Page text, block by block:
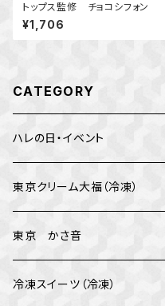
トップス監修 チョコシフォン
¥1,706
CATEGORY
ハレの日・イベント
バレンタイン
イベント
母の日
東京クリーム大福（冷凍）
東京 かさ音
冷凍スイーツ（冷凍）